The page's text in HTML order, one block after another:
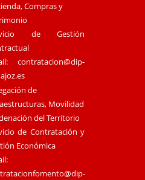
Compras y
de Gestión
contratacion@dip-
de
Movilidad
del Territorio
de Contratación y
Económica